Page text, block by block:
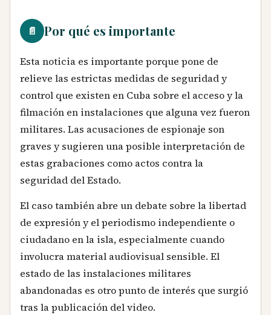
📄 Por qué es importante
Esta noticia es importante porque pone de
relieve las estrictas medidas de seguridad y
control que existen en Cuba sobre el acceso y la
filmación en instalaciones que alguna vez fueron
militares. Las acusaciones de espionaje son
graves y sugieren una posible interpretación de
estas grabaciones como actos contra la
seguridad del Estado.
El caso también abre un debate sobre la libertad
de expresión y el periodismo independiente o
ciudadano en la isla, especialmente cuando
involucra material audiovisual sensible. El
estado de las instalaciones militares
abandonadas es otro punto de interés que surgió
tras la publicación del video.